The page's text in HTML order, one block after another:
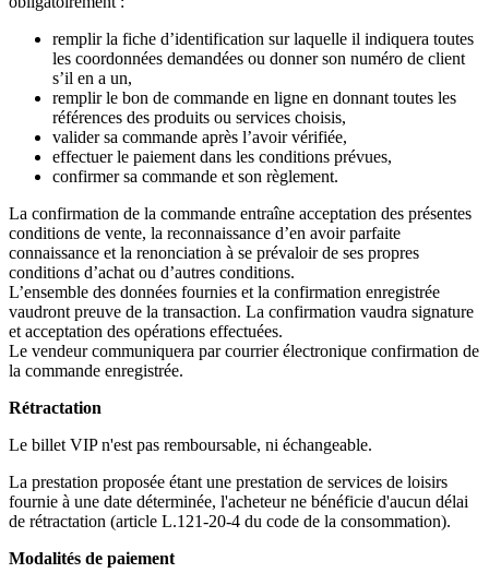
remplir la fiche d’identification sur laquelle il indiquera toutes
les coordonnées demandées ou donner son numéro de client
s’il en a un,
remplir le bon de commande en ligne en donnant toutes les
références des produits ou services choisis,
valider sa commande après l’avoir vérifiée,
effectuer le paiement dans les conditions prévues,
confirmer sa commande et son règlement.
La confirmation de la commande entraîne acceptation des présentes
conditions de vente, la reconnaissance d’en avoir parfaite
connaissance et la renonciation à se prévaloir de ses propres
conditions d’achat ou d’autres conditions.
L’ensemble des données fournies et la confirmation enregistrée
vaudront preuve de la transaction. La confirmation vaudra signature
et acceptation des opérations effectuées.
Le vendeur communiquera par courrier électronique confirmation de
la commande enregistrée.
Rétractation
Le billet VIP n'est pas remboursable, ni échangeable.
La prestation proposée étant une prestation de services de loisirs
fournie à une date déterminée, l'acheteur ne bénéficie d'aucun délai
de rétractation (article L.121-20-4 du code de la consommation).
Modalités de paiement